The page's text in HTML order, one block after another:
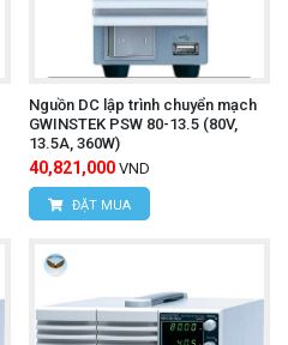
Nguồn DC lập trình chuyển mạch
GWINSTEK PSW 80-13.5 (80V,
13.5A, 360W)
40,821,000 VND
ĐẶT MUA